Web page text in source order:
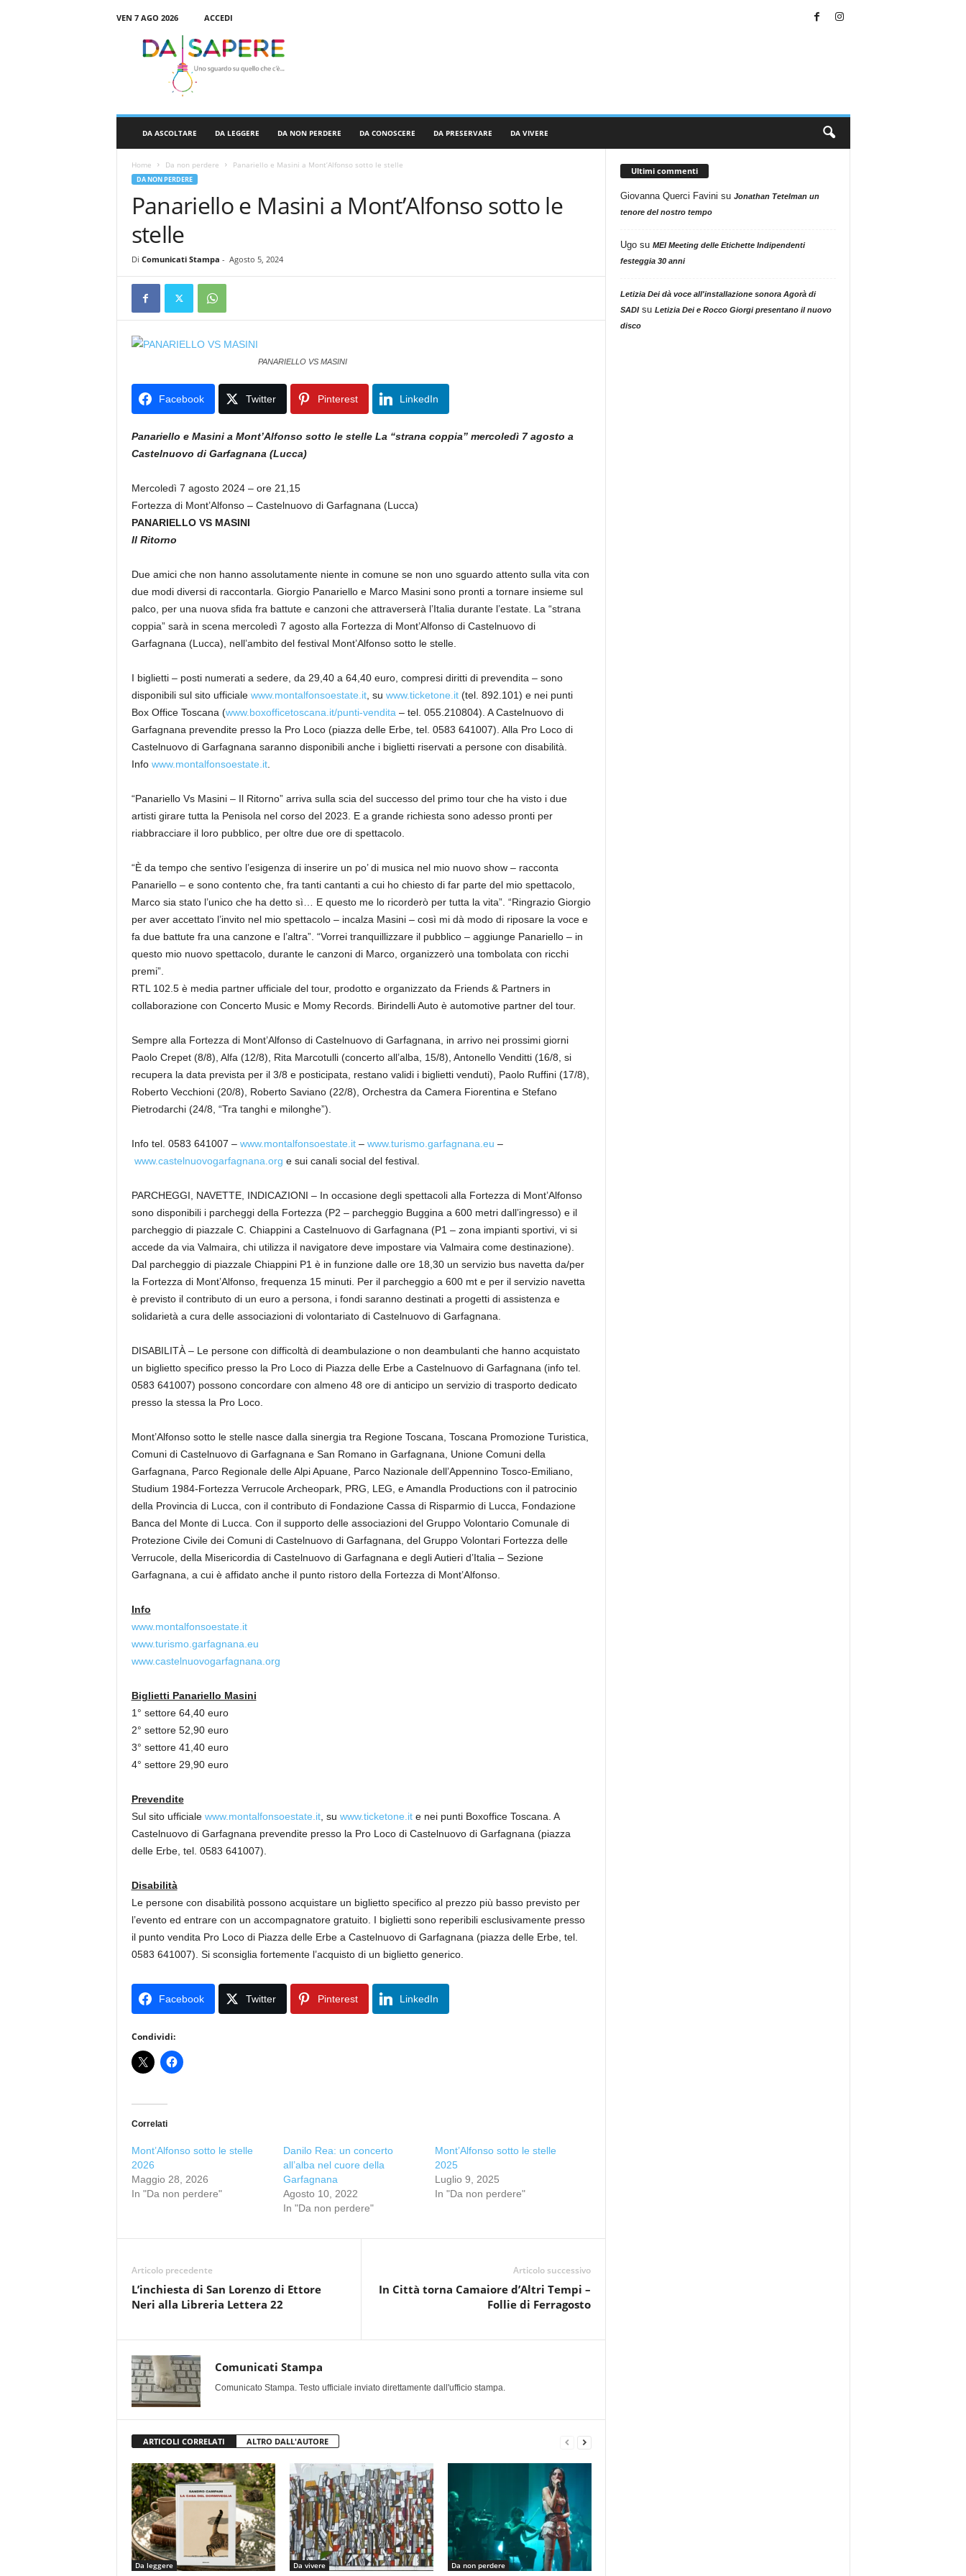
VEN 7 AGO 2026
ACCEDI
DA ASCOLTARE DA LEGGERE DA NON PERDERE DA CONOSCERE DA PRESERVARE DA VIVERE
Home Da non perdere Panariello e Masini a Mont’Alfonso sotto le stelle
DA NON PERDERE
Panariello e Masini a Mont’Alfonso sotto le
stelle
Di Comunicati Stampa - Agosto 5, 2024
PANARIELLO VS MASINI
Facebook Twitter Pinterest LinkedIn
Panariello e Masini a Mont’Alfonso sotto le stelle La “strana coppia” mercoledì 7 agosto a
Castelnuovo di Garfagnana (Lucca)
Mercoledì 7 agosto 2024 – ore 21,15
Fortezza di Mont’Alfonso – Castelnuovo di Garfagnana (Lucca)
PANARIELLO VS MASINI
Il Ritorno
Due amici che non hanno assolutamente niente in comune se non uno sguardo attento sulla vita con
due modi diversi di raccontarla. Giorgio Panariello e Marco Masini sono pronti a tornare insieme sul
palco, per una nuova sfida fra battute e canzoni che attraverserà l’Italia durante l’estate. La “strana
coppia” sarà in scena mercoledì 7 agosto alla Fortezza di Mont’Alfonso di Castelnuovo di
Garfagnana (Lucca), nell’ambito del festival Mont’Alfonso sotto le stelle.
I biglietti – posti numerati a sedere, da 29,40 a 64,40 euro, compresi diritti di prevendita – sono
disponibili sul sito ufficiale www.montalfonsoestate.it, su www.ticketone.it(tel. 892.101) e nei punti
Box Office Toscana (www.boxofficetoscana.it/punti-vendita – tel. 055.210804). A Castelnuovo di
Garfagnana prevendite presso la Pro Loco (piazza delle Erbe, tel. 0583 641007). Alla Pro Loco di
Castelnuovo di Garfagnana saranno disponibili anche i biglietti riservati a persone con disabilità.
Info www.montalfonsoestate.it.
“Panariello Vs Masini – Il Ritorno” arriva sulla scia del successo del primo tour che ha visto i due
artisti girare tutta la Penisola nel corso del 2023. E a grande richiesta sono adesso pronti per
riabbracciare il loro pubblico, per oltre due ore di spettacolo.
“È da tempo che sentivo l’esigenza di inserire un po’ di musica nel mio nuovo show – racconta
Panariello – e sono contento che, fra tanti cantanti a cui ho chiesto di far parte del mio spettacolo,
Marco sia stato l’unico che ha detto sì… E questo me lo ricorderò per tutta la vita”. “Ringrazio Giorgio
per aver accettato l’invito nel mio spettacolo – incalza Masini – così mi dà modo di riposare la voce e
fa due battute fra una canzone e l’altra”. “Vorrei tranquillizzare il pubblico – aggiunge Panariello – in
questo mio nuovo spettacolo, durante le canzoni di Marco, organizzerò una tombolata con ricchi
premi”.
RTL 102.5 è media partner ufficiale del tour, prodotto e organizzato da Friends & Partners in
collaborazione con Concerto Music e Momy Records. Birindelli Auto è automotive partner del tour.
Sempre alla Fortezza di Mont’Alfonso di Castelnuovo di Garfagnana, in arrivo nei prossimi giorni
Paolo Crepet (8/8), Alfa (12/8), Rita Marcotulli (concerto all’alba, 15/8), Antonello Venditti (16/8, si
recupera la data prevista per il 3/8 e posticipata, restano validi i biglietti venduti), Paolo Ruffini (17/8),
Roberto Vecchioni (20/8), Roberto Saviano (22/8), Orchestra da Camera Fiorentina e Stefano
Pietrodarchi (24/8, “Tra tanghi e milonghe”).
Info tel. 0583 641007 – www.montalfonsoestate.it– www.turismo.garfagnana.eu –
www.castelnuovogarfagnana.org e sui canali social del festival.
PARCHEGGI, NAVETTE, INDICAZIONI – In occasione degli spettacoli alla Fortezza di Mont’Alfonso
sono disponibili i parcheggi della Fortezza (P2 – parcheggio Buggina a 600 metri dall’ingresso) e il
parcheggio di piazzale C. Chiappini a Castelnuovo di Garfagnana (P1 – zona impianti sportivi, vi si
accede da via Valmaira, chi utilizza il navigatore deve impostare via Valmaira come destinazione).
Dal parcheggio di piazzale Chiappini P1 è in funzione dalle ore 18,30 un servizio bus navetta da/per
la Fortezza di Mont’Alfonso, frequenza 15 minuti. Per il parcheggio a 600 mt e per il servizio navetta
è previsto il contributo di un euro a persona, i fondi saranno destinati a progetti di assistenza e
solidarietà a cura delle associazioni di volontariato di Castelnuovo di Garfagnana.
DISABILITÀ – Le persone con difficoltà di deambulazione o non deambulanti che hanno acquistato
un biglietto specifico presso la Pro Loco di Piazza delle Erbe a Castelnuovo di Garfagnana (info tel.
0583 641007) possono concordare con almeno 48 ore di anticipo un servizio di trasporto dedicato
presso la stessa la Pro Loco.
Mont’Alfonso sotto le stelle nasce dalla sinergia tra Regione Toscana, Toscana Promozione Turistica,
Comuni di Castelnuovo di Garfagnana e San Romano in Garfagnana, Unione Comuni della
Garfagnana, Parco Regionale delle Alpi Apuane, Parco Nazionale dell’Appennino Tosco-Emiliano,
Studium 1984-Fortezza Verrucole Archeopark, PRG, LEG, e Amandla Productions con il patrocinio
della Provincia di Lucca, con il contributo di Fondazione Cassa di Risparmio di Lucca, Fondazione
Banca del Monte di Lucca. Con il supporto delle associazioni del Gruppo Volontario Comunale di
Protezione Civile dei Comuni di Castelnuovo di Garfagnana, del Gruppo Volontari Fortezza delle
Verrucole, della Misericordia di Castelnuovo di Garfagnana e degli Autieri d’Italia – Sezione
Garfagnana, a cui è affidato anche il punto ristoro della Fortezza di Mont’Alfonso.
Info
www.montalfonsoestate.it
www.turismo.garfagnana.eu
www.castelnuovogarfagnana.org
Biglietti Panariello Masini
1° settore 64,40 euro
2° settore 52,90 euro
3° settore 41,40 euro
4° settore 29,90 euro
Prevendite
Sul sito ufficiale www.montalfonsoestate.it, su www.ticketone.ite nei punti Boxoffice Toscana. A
Castelnuovo di Garfagnana prevendite presso la Pro Loco di Castelnuovo di Garfagnana (piazza
delle Erbe, tel. 0583 641007).
Disabilità
Le persone con disabilità possono acquistare un biglietto specifico al prezzo più basso previsto per
l’evento ed entrare con un accompagnatore gratuito. I biglietti sono reperibili esclusivamente presso
il punto vendita Pro Loco di Piazza delle Erbe a Castelnuovo di Garfagnana (piazza delle Erbe, tel.
0583 641007). Si sconsiglia fortemente l’acquisto di un biglietto generico.
Facebook Twitter Pinterest LinkedIn
Condividi:
Correlati
Mont’Alfonso sotto le stelle
2026
Maggio 28, 2026
In "Da non perdere"
Danilo Rea: un concerto
all’alba nel cuore della
Garfagnana
Agosto 10, 2022
In "Da non perdere"
Mont’Alfonso sotto le stelle
2025
Luglio 9, 2025
In "Da non perdere"
Articolo precedente
L’inchiesta di San Lorenzo di Ettore
Neri alla Libreria Lettera 22
Articolo successivo
In Città torna Camaiore d’Altri Tempi –
Follie di Ferragosto
Comunicati Stampa
Comunicato Stampa. Testo ufficiale inviato direttamente dall'ufficio stampa.
ARTICOLI CORRELATI ALTRO DALL'AUTORE
Da leggere Da vivere Da non perdere
Ultimi commenti
Giovanna Querci Favini su Jonathan Tetelman un
tenore del nostro tempo
Ugosu MEI Meeting delle Etichette Indipendenti
festeggia 30 anni
Letizia Dei dà voce all'installazione sonora Agorà di
SADIsu Letizia Dei e Rocco Giorgi presentano il nuovo
disco